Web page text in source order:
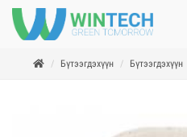
Бүтээгдэхүүн Бүтээгдэхүүн